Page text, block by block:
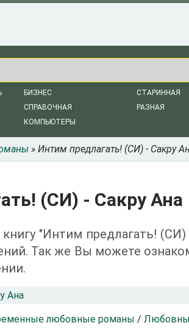
БИЗНЕС
СПРАВОЧНАЯ
КОМПЬЮТЕРЫ
СТАРИННАЯ
РАЗНАЯ
» Интим предлагать! (СИ) - Сакру
(СИ) - Сакру Ана
"Интим предлагать! (СИ)
Так же Вы можете
Ана
любовные романы /